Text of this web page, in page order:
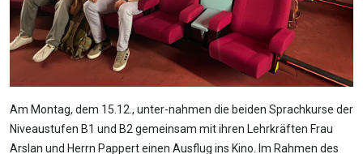
Am Montag, dem 15.12., unter-nahmen die beiden Sprachkurse der
Niveaustufen B1 und B2 gemeinsam mit ihren Lehrkräften Frau
Arslan und Herrn Pappert einen Ausflug ins Kino. Im Rahmen des